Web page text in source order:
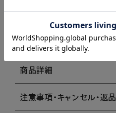
商品説明
商品詳細
注意事項・キャンセル・返品